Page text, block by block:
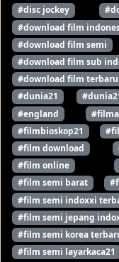
#disc jockey
#download film
#download film semi
#download film sub
#download film terbaru
#dunia21
#england
#filmbioskop21
#film download
#film online
#film semi barat
#film semi indoxxi
#film semi jepang
#film semi korea
#film semi layarkaca21